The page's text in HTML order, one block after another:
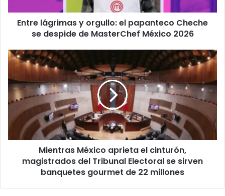
despide
MasterChef
2026
Entre lágrimas y orgullo: el papanteco Cheche
se despide de MasterChef México 2026
Mientras
México
aprieta
el
cinturón,
magistrados
del
Tribunal
Electoral
sirven
de
Mientras México aprieta el cinturón,
magistrados del Tribunal Electoral se sirven
banquetes gourmet de 22 millones